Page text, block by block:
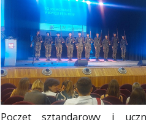
Poczet sztandarowy i